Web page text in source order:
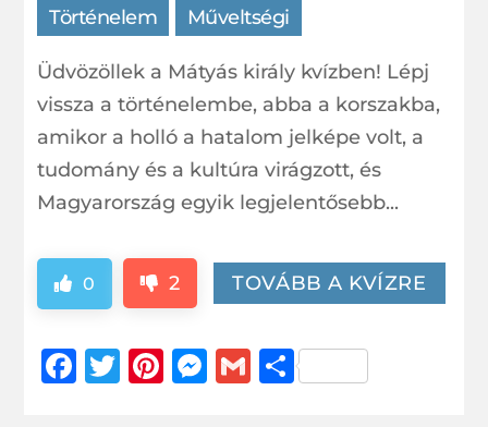
Történelem Műveltségi
Üdvözöllek a Mátyás király kvízben! Lépj
vissza a történelembe, abba a korszakba,
amikor a holló a hatalom jelképe volt, a
tudomány és a kultúra virágzott, és
Magyarország egyik legjelentősebb...
0 2 TOVÁBB A KVÍZRE
Facebook
Twitter
Pinterest
Messenger
GmailOssza